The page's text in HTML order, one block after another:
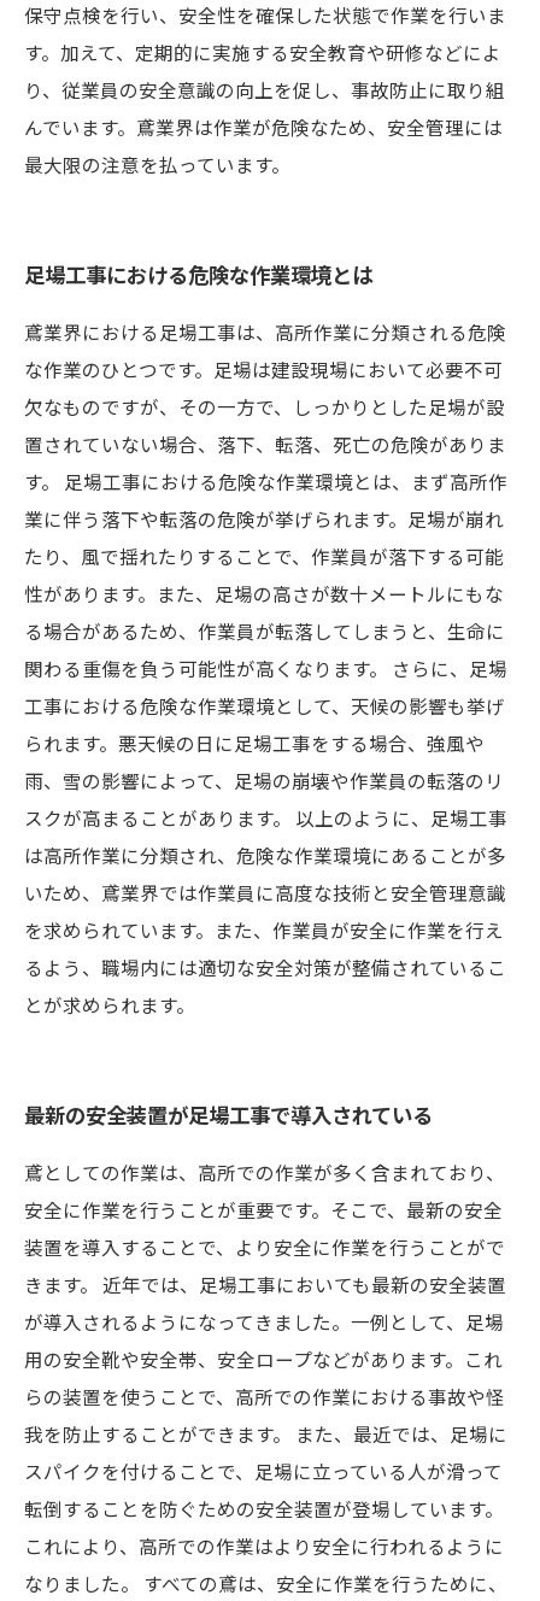
保守点検を行い、安全性を確保した状態で作業を行いま
す。加えて、定期的に実施する安全教育や研修などによ
り、従業員の安全意識の向上を促し、事故防止に取り組
んでいます。鳶業界は作業が危険なため、安全管理には
最大限の注意を払っています。
足場工事における危険な作業環境とは
鳶業界における足場工事は、高所作業に分類される危険
な作業のひとつです。足場は建設現場において必要不可
欠なものですが、その一方で、しっかりとした足場が設
置されていない場合、落下、転落、死亡の危険がありま
す。 足場工事における危険な作業環境とは、まず高所作
業に伴う落下や転落の危険が挙げられます。足場が崩れ
たり、風で揺れたりすることで、作業員が落下する可能
性があります。また、足場の高さが数十メートルにもな
る場合があるため、作業員が転落してしまうと、生命に
関わる重傷を負う可能性が高くなります。 さらに、足場
工事における危険な作業環境として、天候の影響も挙げ
られます。悪天候の日に足場工事をする場合、強風や
雨、雪の影響によって、足場の崩壊や作業員の転落のリ
スクが高まることがあります。 以上のように、足場工事
は高所作業に分類され、危険な作業環境にあることが多
いため、鳶業界では作業員に高度な技術と安全管理意識
を求められています。また、作業員が安全に作業を行え
るよう、職場内には適切な安全対策が整備されているこ
とが求められます。
最新の安全装置が足場工事で導入されている
鳶としての作業は、高所での作業が多く含まれており、
安全に作業を行うことが重要です。そこで、最新の安全
装置を導入することで、より安全に作業を行うことがで
きます。 近年では、足場工事においても最新の安全装置
が導入されるようになってきました。一例として、足場
用の安全靴や安全帯、安全ロープなどがあります。これ
らの装置を使うことで、高所での作業における事故や怪
我を防止することができます。 また、最近では、足場に
スパイクを付けることで、足場に立っている人が滑って
転倒することを防ぐための安全装置が登場しています。
これにより、高所での作業はより安全に行われるように
なりました。 すべての鳶は、安全に作業を行うために、